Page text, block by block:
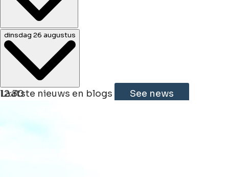
12:30
dinsdag 26 augustus
12:30
+
Leaflet | ©JawgMaps©OpenStreetMap
Laatste nieuws en blogs See news